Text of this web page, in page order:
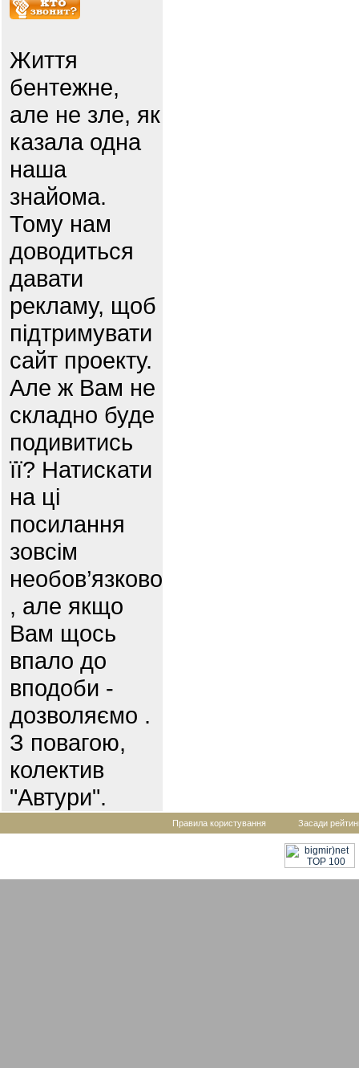
Життя
бентежне,
але не зле, як
казала одна
наша
знайома.
Тому нам
доводиться
давати
рекламу, щоб
підтримувати
сайт проекту.
Але ж Вам не
складно буде
подивитись
її? Натискати
на ці
посилання
зовсім
необов’язково
, але якщо
Вам щось
впало до
вподоби -
дозволяємо .
З повагою,
колектив
"Автури".
Правила користування Засади